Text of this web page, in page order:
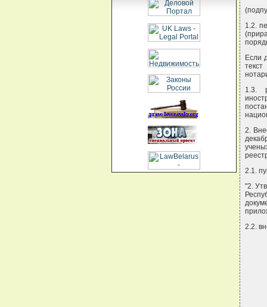
1.2.
Если
1.3.
2.
2.1.
"2.
2.2.